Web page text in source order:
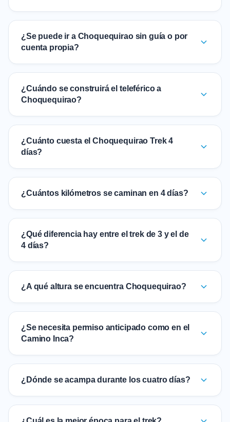
¿Se puede ir a Choquequirao sin guía o por
cuenta propia?
¿Cuándo se construirá el teleférico a
Choquequirao?
¿Cuánto cuesta el Choquequirao Trek 4
días?
¿Cuántos kilómetros se caminan en 4 días?
¿Qué diferencia hay entre el trek de 3 y el de
4 días?
¿A qué altura se encuentra Choquequirao?
¿Se necesita permiso anticipado como en el
Camino Inca?
¿Dónde se acampa durante los cuatro días?